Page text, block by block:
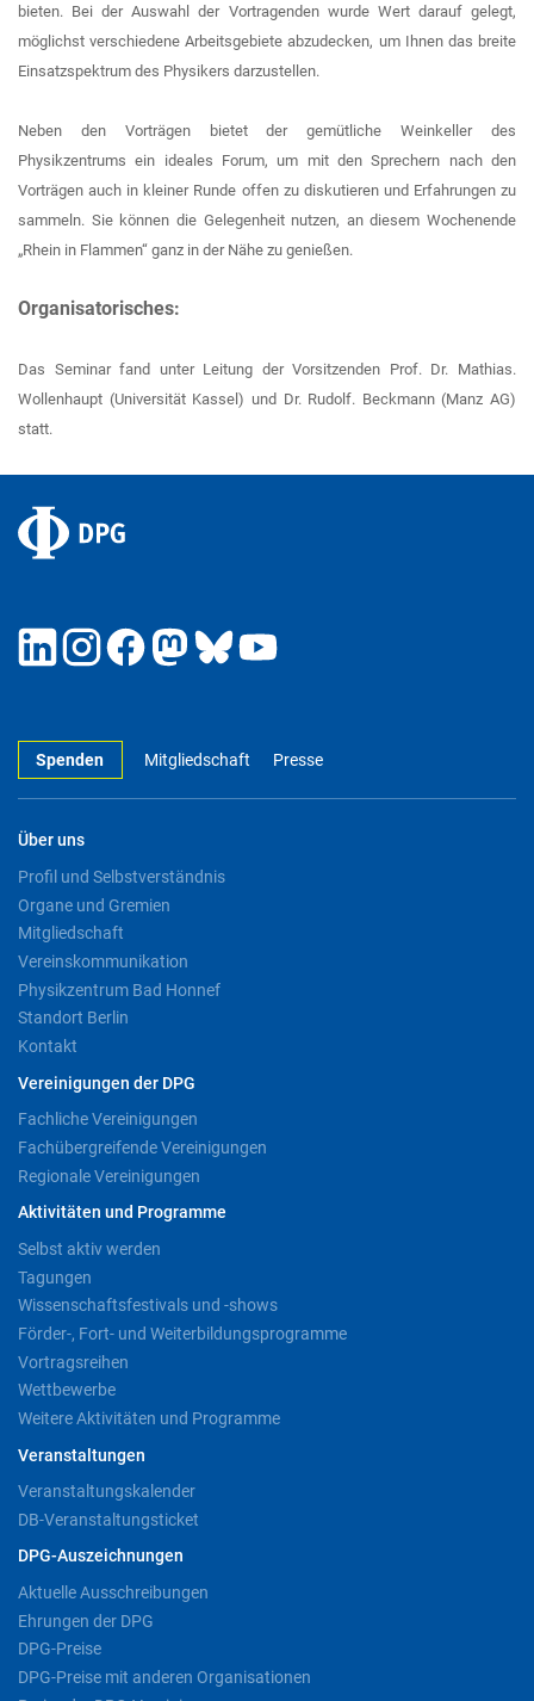
bieten. Bei der Auswahl der Vortragenden wurde Wert darauf gelegt,
möglichst verschiedene Arbeitsgebiete abzudecken, um Ihnen das breite
Einsatzspektrum des Physikers darzustellen.
Neben den Vorträgen bietet der gemütliche Weinkeller des
Physikzentrums ein ideales Forum, um mit den Sprechern nach den
Vorträgen auch in kleiner Runde offen zu diskutieren und Erfahrungen zu
sammeln. Sie können die Gelegenheit nutzen, an diesem Wochenende
„Rhein in Flammen“ ganz in der Nähe zu genießen.
Organisatorisches:
Das Seminar fand unter Leitung der Vorsitzenden Prof. Dr. Mathias.
Wollenhaupt (Universität Kassel) und Dr. Rudolf. Beckmann (Manz AG)
statt.
Spenden Mitgliedschaft Presse
Über uns
Profil und Selbstverständnis
Organe und Gremien
Mitgliedschaft
Vereinskommunikation
Physikzentrum Bad Honnef
Standort Berlin
Kontakt
Vereinigungen der DPG
Fachliche Vereinigungen
Fachübergreifende Vereinigungen
Regionale Vereinigungen
Aktivitäten und Programme
Selbst aktiv werden
Tagungen
Wissenschaftsfestivals und -shows
Förder-, Fort- und Weiterbildungsprogramme
Vortragsreihen
Wettbewerbe
Weitere Aktivitäten und Programme
Veranstaltungen
Veranstaltungskalender
DB-Veranstaltungsticket
DPG-Auszeichnungen
Aktuelle Ausschreibungen
Ehrungen der DPG
DPG-Preise
DPG-Preise mit anderen Organisationen